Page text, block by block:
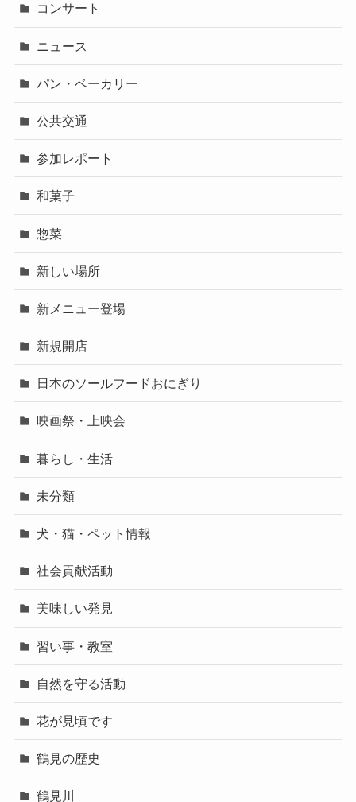
コンサート
ニュース
パン・ベーカリー
公共交通
参加レポート
和菓子
惣菜
新しい場所
新メニュー登場
新規開店
日本のソールフードおにぎり
映画祭・上映会
暮らし・生活
未分類
犬・猫・ペット情報
社会貢献活動
美味しい発見
習い事・教室
自然を守る活動
花が見頃です
鶴見の歴史
鶴見川